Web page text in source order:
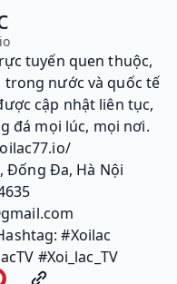
tuyến quen thuộc,
trong nước và quốc tế
cập nhật liên tục,
đá mọi lúc, mọi nơi.
Đống Đa, Hà Nội
#Xoilac
#Xoi_lac_TV